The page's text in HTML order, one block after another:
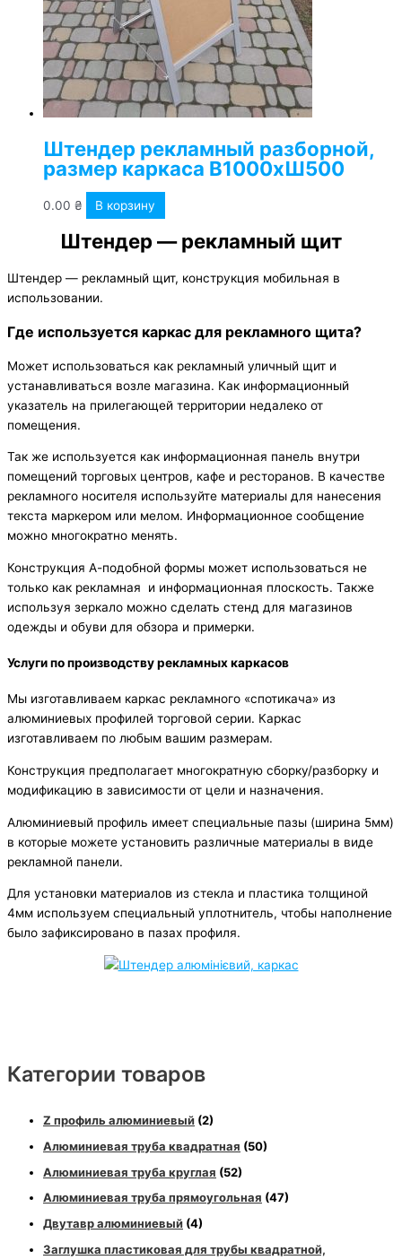
Категории товаров
Z профиль алюминиевый (2)
Алюминиевая труба квадратная (50)
Алюминиевая труба круглая (52)
Алюминиевая труба прямоугольная (47)
Двутавр алюминиевый (4)
Заглушка пластиковая для трубы квадратной,
Штендер рекламный разборной,
размер каркаса В1000хШ500
0.00 ₴ В корзину
Штендер — рекламный щит
Штендер — рекламный щит, конструкция мобильная в
использовании.
Где используется каркас для рекламного щита?
Может использоваться как рекламный уличный щит и
устанавливаться возле магазина. Как информационный
указатель на прилегающей территории недалеко от
помещения.
Так же используется как информационная панель внутри
помещений торговых центров, кафе и ресторанов. В качестве
рекламного носителя используйте материалы для нанесения
текста маркером или мелом. Информационное сообщение
можно многократно менять.
Конструкция А-подобной формы может использоваться не
только как рекламная и информационная плоскость. Также
используя зеркало можно сделать стенд для магазинов
одежды и обуви для обзора и примерки.
Услуги по производству рекламных каркасов
Мы изготавливаем каркас рекламного «спотикача» из
алюминиевых профилей торговой серии. Каркас
изготавливаем по любым вашим размерам.
Конструкция предполагает многократную сборку/разборку и
модификацию в зависимости от цели и назначения.
Алюминиевый профиль имеет специальные пазы (ширина 5мм)
в которые можете установить различные материалы в виде
рекламной панели.
Для установки материалов из стекла и пластика толщиной
4мм используем специальный уплотнитель, чтобы наполнение
было зафиксировано в пазах профиля.